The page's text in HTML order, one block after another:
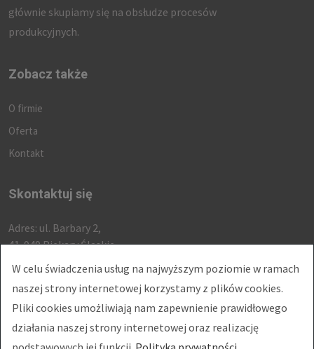
W celu świadczenia usług na najwyższym poziomie w ramach
naszej strony internetowej korzystamy z plików cookies.
Pliki cookies umożliwiają nam zapewnienie prawidłowego
działania naszej strony internetowej oraz realizację
głównie skupiamy się na obsłudze procesów
produkcyjnych.
Zobacz także
O firmie
Oferta
Kontakt
Skontaktuj się
Adres: ul. Barbary 2,
41-949 Piekary Śląskie
Telefon:+48 518 615 768
+48 502 266 455
E-mail:biuro@admarwork.pl